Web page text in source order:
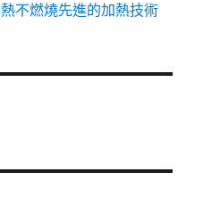
不燃燒先進的加熱技術